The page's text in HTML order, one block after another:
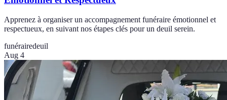
Apprenez à organiser un accompagnement funéraire émotionnel et
respectueux, en suivant nos étapes clés pour un deuil serein.
funérairedeuil
Aug 4